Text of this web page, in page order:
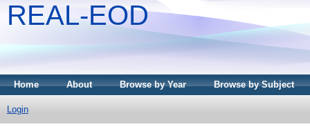
REAL-EOD
Home About Browse by Year Browse by Subject
Login